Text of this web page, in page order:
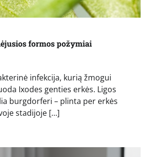
formos požymiai
infekcija, kurią žmogui
Ixodes genties erkės. Ligos
burgdorferi – plinta per erkės
stadijoje […]